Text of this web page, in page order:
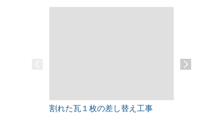
割れた瓦１枚の差し替え工事